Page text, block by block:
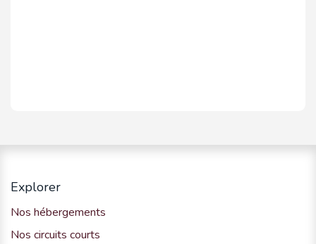
Explorer
Nos hébergements
Nos circuits courts